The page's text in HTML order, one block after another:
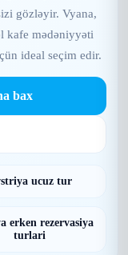
gözləyir. Vyana,
kafe mədəniyyəti
ideal seçim edir.
bax
ucuz tur
erken rezervasiya
turlari